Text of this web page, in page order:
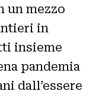
un mezzo
in
insieme
pandemia
dall’essere